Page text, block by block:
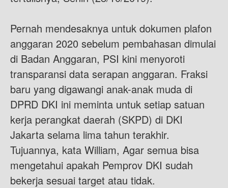
Pernah mendesaknya untuk dokumen plafon
anggaran 2020 sebelum pembahasan dimulai
di Badan Anggaran, PSI kini menyoroti
transparansi data serapan anggaran. Fraksi
baru yang digawangi anak-anak muda di
DPRD DKI ini meminta untuk setiap satuan
kerja perangkat daerah (SKPD) di DKI
Jakarta selama lima tahun terakhir.
Tujuannya, kata William, Agar semua bisa
mengetahui apakah Pemprov DKI sudah
bekerja sesuai target atau tidak.